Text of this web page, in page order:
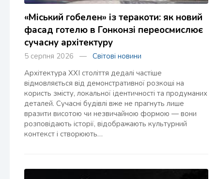
«Міський гобелен» із теракоти: як новий
фасад готелю в Гонконзі переосмислює
сучасну архітектуру
5 серпня 2026 — Світові новини
Архітектура XXI століття дедалі частіше
відмовляється від демонстративної розкоші на
користь змісту, локальної ідентичності та продуманих
деталей. Сучасні будівлі вже не прагнуть лише
вразити висотою чи незвичайною формою — вони
розповідають історії, відображають культурний
контекст і створюють…